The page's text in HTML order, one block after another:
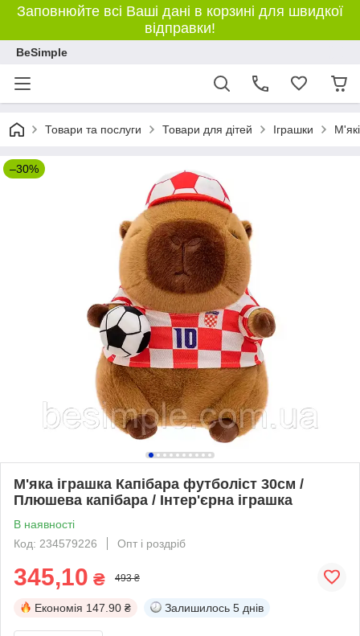
Заповнюйте всі Ваші дані в корзині для швидкої
відправки!
BeSimple
Товари та послуги Товари для дітей Іграшки
–30%
М'яка іграшка Капібара футболіст 30см /
Плюшева капібара / Інтер'єрна іграшка
В наявності
Код: 234579226
Опт і роздріб
345,10 ₴ 493 ₴
Економія 147.90 ₴ Залишилось 5 днів